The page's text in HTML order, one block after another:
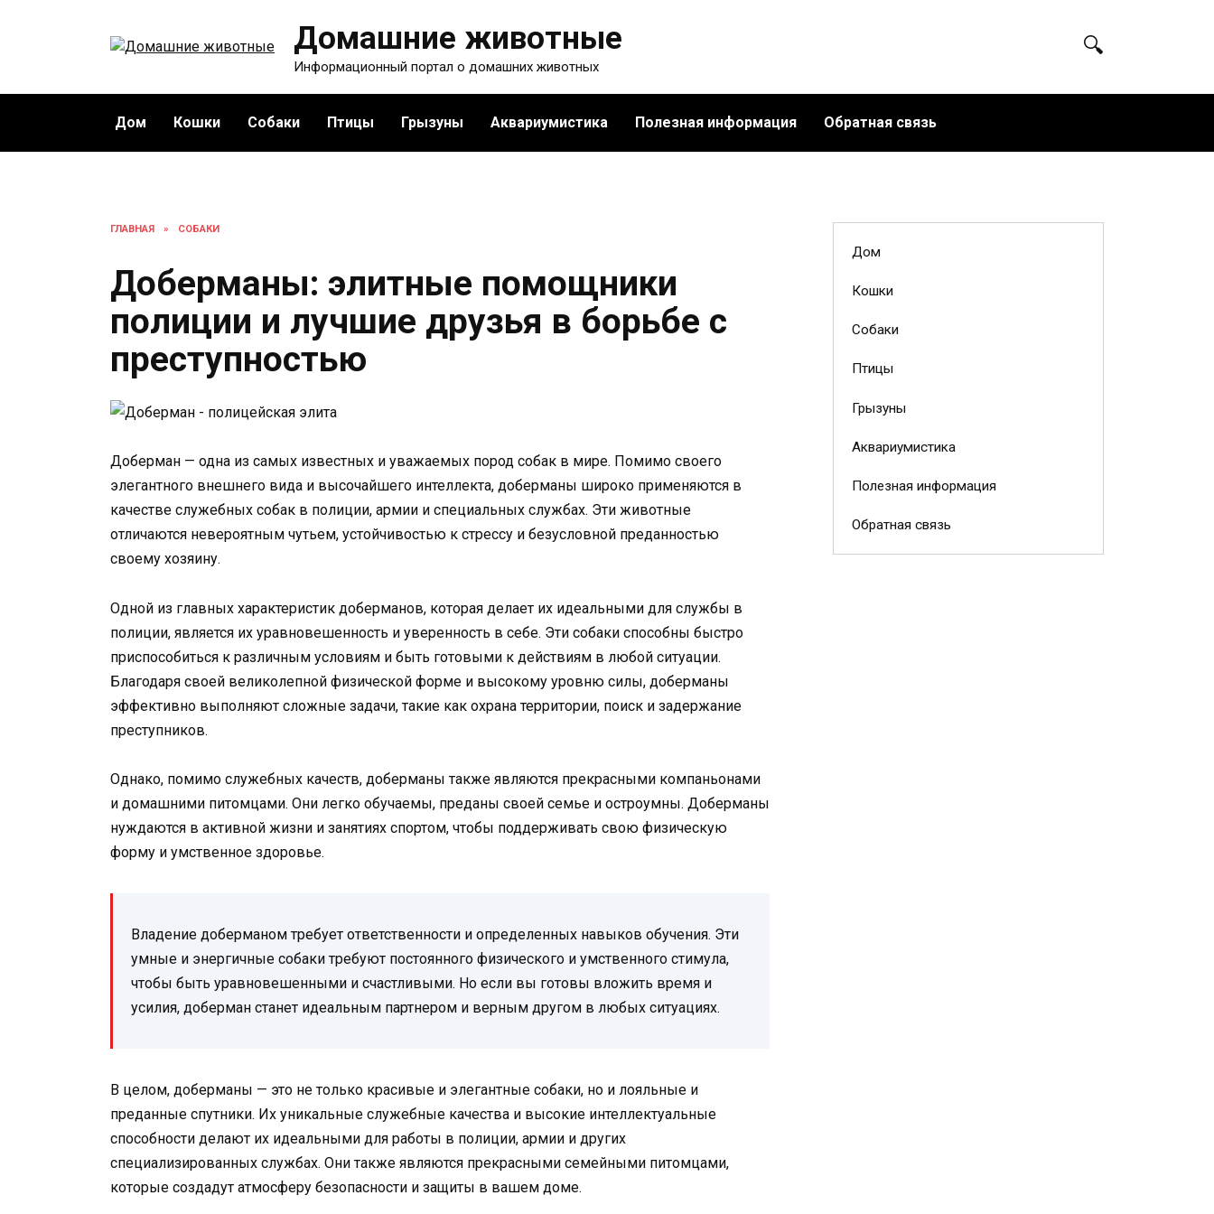
Домашние животные
Информационный портал о домашних животных
Дом Кошки Собаки Птицы Грызуны Аквариумистика Полезная информация Обратная связь
ГЛАВНАЯ » СОБАКИ
Доберманы: элитные помощники
полиции и лучшие друзья в борьбе с
преступностью
Доберман — одна из самых известных и уважаемых пород собак в мире. Помимо своего
элегантного внешнего вида и высочайшего интеллекта, доберманы широко применяются в
качестве служебных собак в полиции, армии и специальных службах. Эти животные
отличаются невероятным чутьем, устойчивостью к стрессу и безусловной преданностью
своему хозяину.
Одной из главных характеристик доберманов, которая делает их идеальными для службы в
полиции, является их уравновешенность и уверенность в себе. Эти собаки способны быстро
приспособиться к различным условиям и быть готовыми к действиям в любой ситуации.
Благодаря своей великолепной физической форме и высокому уровню силы, доберманы
эффективно выполняют сложные задачи, такие как охрана территории, поиск и задержание
преступников.
Однако, помимо служебных качеств, доберманы также являются прекрасными компаньонами
и домашними питомцами. Они легко обучаемы, преданы своей семье и остроумны. Доберманы
нуждаются в активной жизни и занятиях спортом, чтобы поддерживать свою физическую
форму и умственное здоровье.
Владение доберманом требует ответственности и определенных навыков обучения. Эти
умные и энергичные собаки требуют постоянного физического и умственного стимула,
чтобы быть уравновешенными и счастливыми. Но если вы готовы вложить время и
усилия, доберман станет идеальным партнером и верным другом в любых ситуациях.
В целом, доберманы — это не только красивые и элегантные собаки, но и лояльные и
преданные спутники. Их уникальные служебные качества и высокие интеллектуальные
способности делают их идеальными для работы в полиции, армии и других
специализированных службах. Они также являются прекрасными семейными питомцами,
которые создадут атмосферу безопасности и защиты в вашем доме.
Дом
Кошки
Собаки
Птицы
Грызуны
Аквариумистика
Полезная информация
Обратная связь